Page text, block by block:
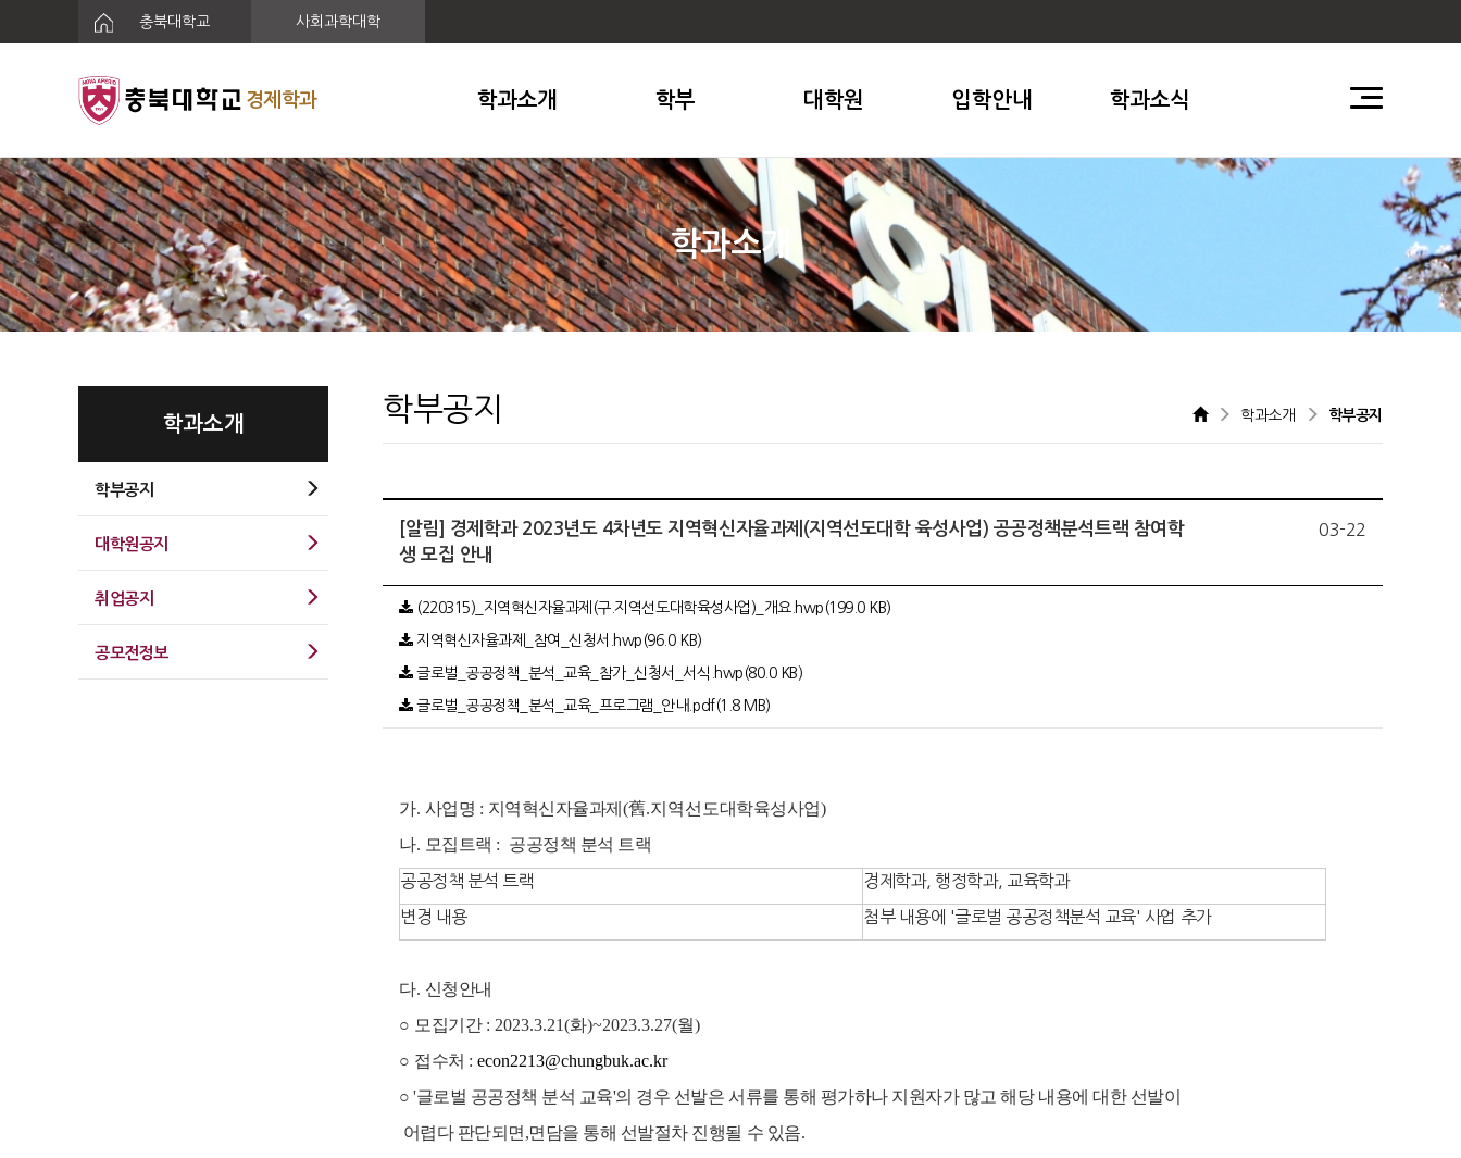
충북대학교 사회과학대학
경제학과 학과소개 학부 대학원 입학안내 학과소식
학과소개
학과소개
학부공지
대학원공지
취업공지
공모전정보
학부공지 학과소개 학부공지
[알림] 경제학과 2023년도 4차년도 지역혁신자율과제(지역선도대학 육성사업) 공공정책분석트랙 참여학
생 모집 안내
03-22
(220315)_지역혁신자율과제(구.지역선도대학육성사업)_개요.hwp(199.0 KB)
지역혁신자율과제_참여_신청서.hwp(96.0 KB)
글로벌_공공정책_분석_교육_참가_신청서_서식.hwp(80.0 KB)
글로벌_공공정책_분석_교육_프로그램_안내.pdf(1.8 MB)
가. 사업명 : 지역혁신자율과제 (舊.지역선 도대학육성사업)
나. 모집트랙 : 공공정책 분석 트랙
공공정책 분석 트랙 경제학과, 행정학과, 교육학과
변경 내용 첨부 내용에 '글로벌 공공정책분석 교육' 사업 추가
다. 신청안내
○ 모집기간 : 2023.3.21(화)~2023.3.27(월)
○ 접수처 :econ2213@chungbuk.ac.kr
○ '글로벌 공공정책 분석 교육'의 경우 선발은 서류를 통해 평가하나 지원자가 많고 해당 내용에 대한 선발이
어렵다 판단되면,면담을 통해 선발절차 진행될 수 있음.